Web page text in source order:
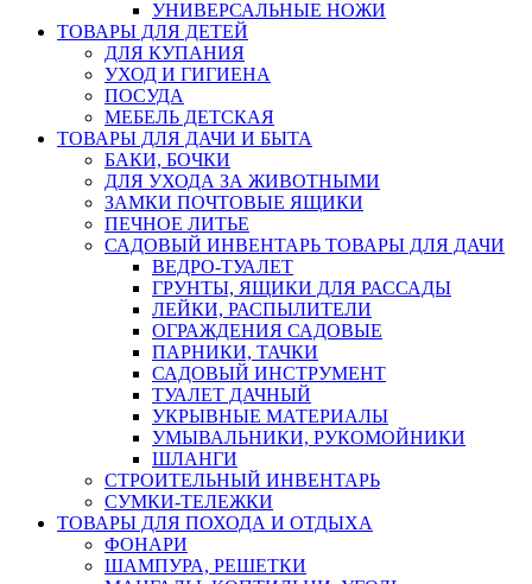
УНИВЕРСАЛЬНЫЕ НОЖИ
ТОВАРЫ ДЛЯ ДЕТЕЙ
ДЛЯ КУПАНИЯ
УХОД И ГИГИЕНА
ПОСУДА
МЕБЕЛЬ ДЕТСКАЯ
ТОВАРЫ ДЛЯ ДАЧИ И БЫТА
БАКИ, БОЧКИ
ДЛЯ УХОДА ЗА ЖИВОТНЫМИ
ЗАМКИ ПОЧТОВЫЕ ЯЩИКИ
ПЕЧНОЕ ЛИТЬЕ
САДОВЫЙ ИНВЕНТАРЬ ТОВАРЫ ДЛЯ ДАЧИ
ВЕДРО-ТУАЛЕТ
ГРУНТЫ, ЯЩИКИ ДЛЯ РАССАДЫ
ЛЕЙКИ, РАСПЫЛИТЕЛИ
ОГРАЖДЕНИЯ САДОВЫЕ
ПАРНИКИ, ТАЧКИ
САДОВЫЙ ИНСТРУМЕНТ
ТУАЛЕТ ДАЧНЫЙ
УКРЫВНЫЕ МАТЕРИАЛЫ
УМЫВАЛЬНИКИ, РУКОМОЙНИКИ
ШЛАНГИ
СТРОИТЕЛЬНЫЙ ИНВЕНТАРЬ
СУМКИ-ТЕЛЕЖКИ
ТОВАРЫ ДЛЯ ПОХОДА И ОТДЫХА
ФОНАРИ
ШАМПУРА, РЕШЕТКИ